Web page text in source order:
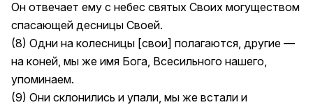
Он отвечает ему с небес святых Своих могуществом
спасающей десницы Своей.
(8) Одни на колесницы [свои] полагаются, другие —
на коней, мы же имя Бога, Всесильного нашего,
упоминаем.
(9) Они склонились и упали, мы же встали и